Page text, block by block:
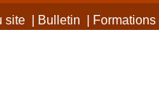
site| Bulletin Formations